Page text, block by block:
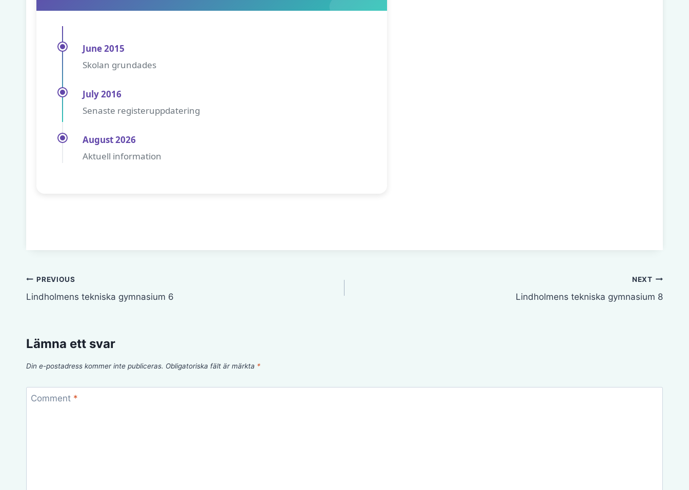
June 2015
Skolan grundades
July 2016
Senaste registeruppdatering
August 2026
Aktuell information
Inläggsnavigering
PREVIOUS
Lindholmens tekniska gymnasium 6
NEXT
Lindholmens tekniska gymnasium 8
Lämna ett svar
Din e-postadress kommer inte publiceras. Obligatoriska fält är märkta *
Comment *